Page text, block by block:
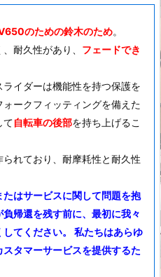
のための鈴木のため。
耐久性があり、 フェードでき
イダーは機能性を持つ保護を
ークフィッティングを備えた
て自転車の後部を持ち上げるこ
れており、耐摩耗性と耐久性
はサービスに関して問題を抱
帰還を残す前に、最初に我々
てください。 私たちはあらゆ
タマーサービスを提供するた